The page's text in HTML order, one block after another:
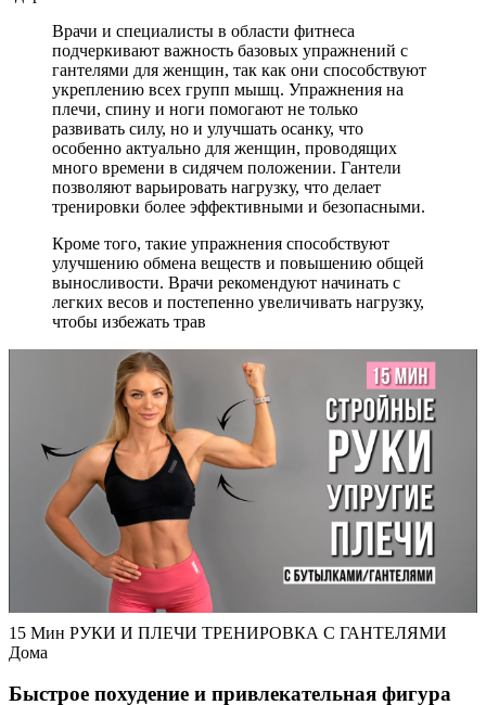
Врачи и специалисты в области фитнеса
подчеркивают важность базовых упражнений с
гантелями для женщин, так как они способствуют
укреплению всех групп мышц. Упражнения на
плечи, спину и ноги помогают не только
развивать силу, но и улучшать осанку, что
особенно актуально для женщин, проводящих
много времени в сидячем положении. Гантели
позволяют варьировать нагрузку, что делает
тренировки более эффективными и безопасными.
Кроме того, такие упражнения способствуют
улучшению обмена веществ и повышению общей
выносливости. Врачи рекомендуют начинать с
легких весов и постепенно увеличивать нагрузку,
чтобы избежать трав
15 Мин РУКИ И ПЛЕЧИ ТРЕНИРОВКА С ГАНТЕЛЯМИ
Дома
Быстрое похудение и привлекательная фигура